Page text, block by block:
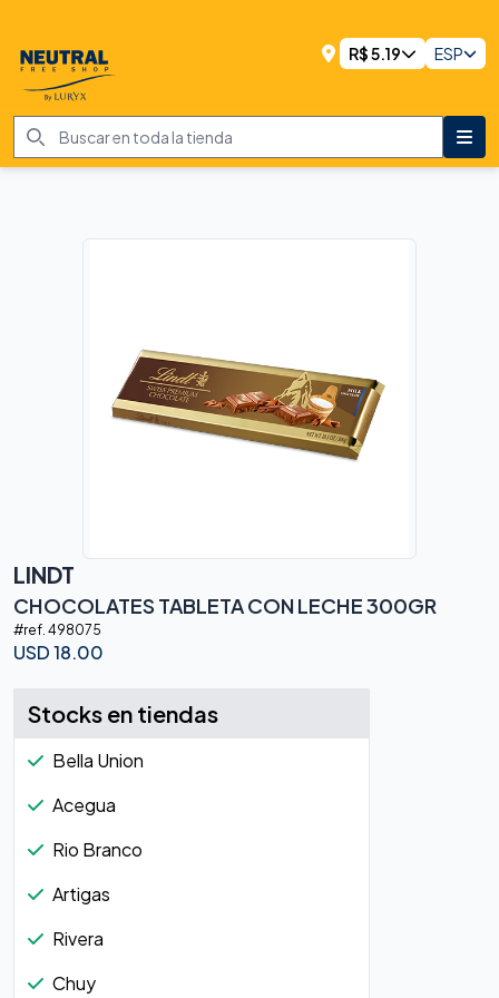
R$5.19 ESP
LINDT
CHOCOLATES TABLETA CON LECHE 300GR
#ref. 498075
USD18.00
Stocks en tiendas
Bella Union
Acegua
Rio Branco
Artigas
Rivera
Chuy